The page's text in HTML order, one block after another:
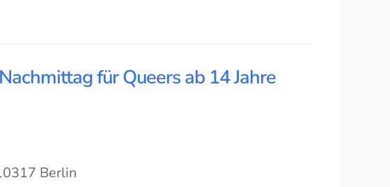
für Queers ab 14 Jahre
Berlin